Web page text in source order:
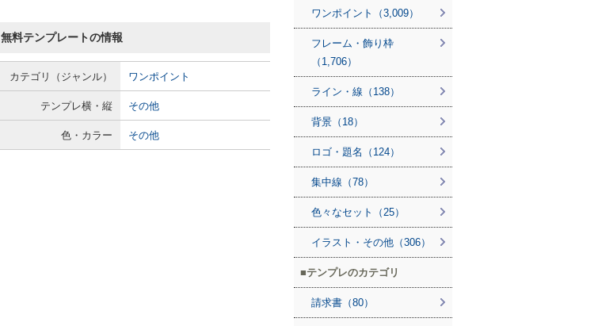
無料テンプレートの情報
カテゴリ（ジャンル） ワンポイント
テンプレ横・縦 その他
色・カラー その他
ワンポイント（3,009）
フレーム・飾り枠
（1,706）
ライン・線（138）
背景（18）
ロゴ・題名（124）
集中線（78）
色々なセット（25）
イラスト・その他（306）
テンプレのカテゴリ
請求書（80）